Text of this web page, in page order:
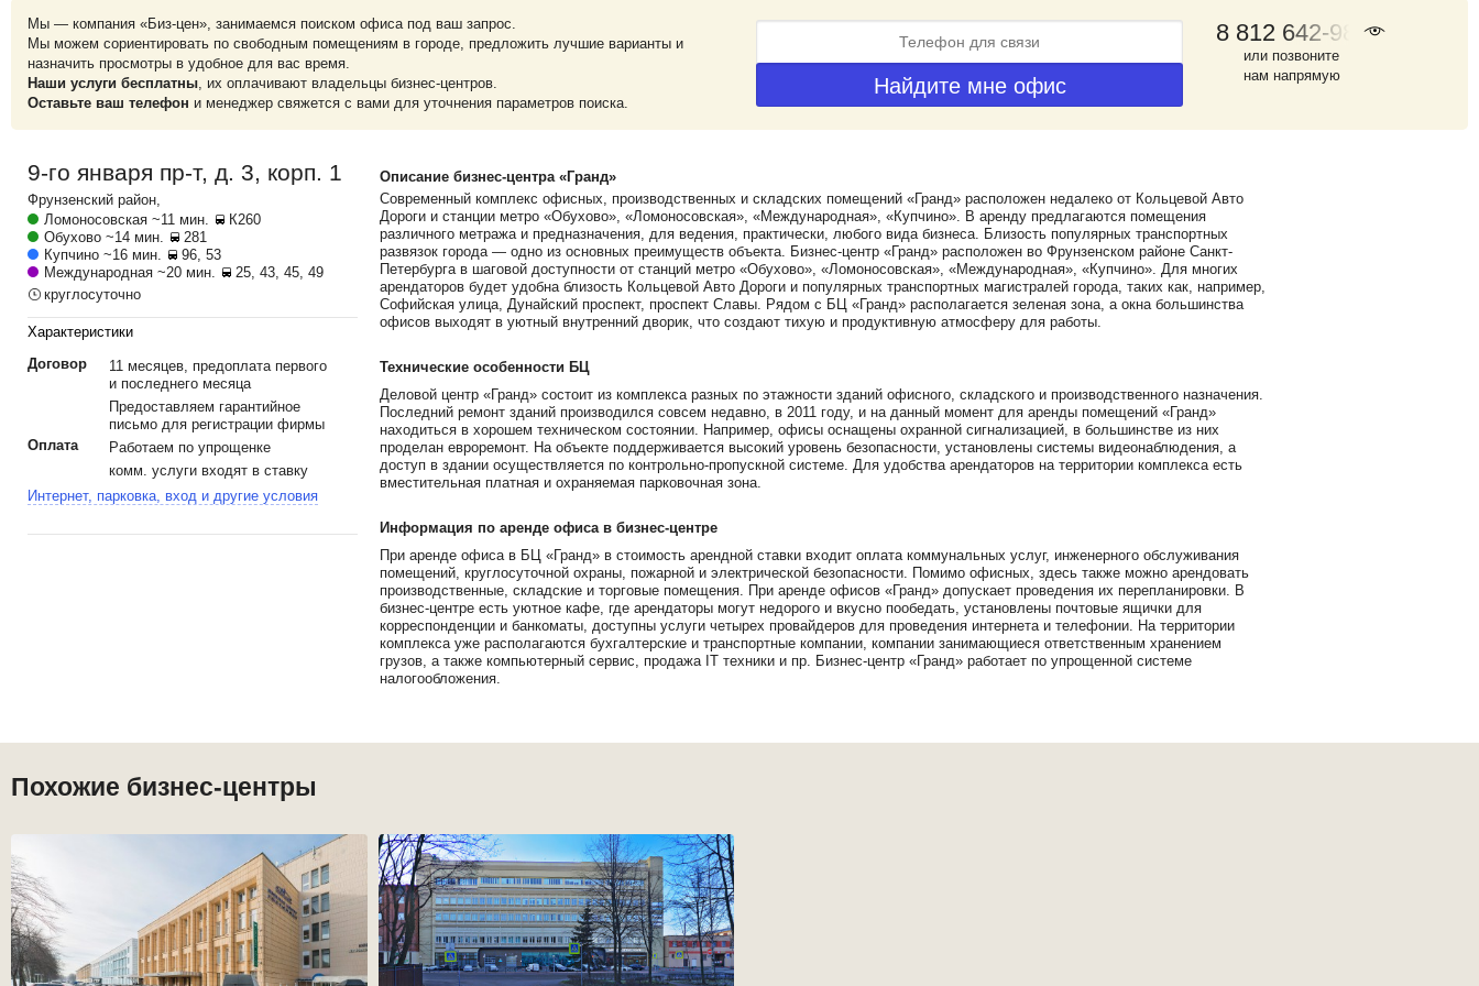
Мы — компания «Биз-цен», занимаемся поиском офиса под ваш запрос.
Мы можем сориентировать по свободным помещениям в городе, предложить лучшие варианты и
назначить просмотры в удобное для вас время.
Наши услуги бесплатны, их оплачивают владельцы бизнес-центров.
Оставьте ваш телефон и менеджер свяжется с вами для уточнения параметров поиска.
8 812 642-98-46
или позвоните
нам напрямую
9-го января пр-т, д. 3, корп. 1
Фрунзенский район,
Ломоносовская ~11 мин.
К260
Обухово ~14 мин.
281
Купчино ~16 мин.
96, 53
Международная ~20 мин.
25, 43, 45, 49
круглосуточно
Характеристики
Договор
11 месяцев, предоплата первого
и последнего месяца
Предоставляем гарантийное
письмо для регистрации фирмы
Оплата
Работаем по упрощенке
комм. услуги входят в ставку
Интернет, парковка, вход и другие условия
Описание бизнес-центра «Гранд»
Современный комплекс офисных, производственных и складских помещений «Гранд» расположен недалеко от Кольцевой Авто
Дороги и станции метро «Обухово», «Ломоносовская», «Международная», «Купчино». В аренду предлагаются помещения
различного метража и предназначения, для ведения, практически, любого вида бизнеса. Близость популярных транспортных
развязок города — одно из основных преимуществ объекта. Бизнес-центр «Гранд» расположен во Фрунзенском районе Санкт-
Петербурга в шаговой доступности от станций метро «Обухово», «Ломоносовская», «Международная», «Купчино». Для многих
арендаторов будет удобна близость Кольцевой Авто Дороги и популярных транспортных магистралей города, таких как, например,
Софийская улица, Дунайский проспект, проспект Славы. Рядом с БЦ «Гранд» располагается зеленая зона, а окна большинства
офисов выходят в уютный внутренний дворик, что создают тихую и продуктивную атмосферу для работы.
Технические особенности БЦ
Деловой центр «Гранд» состоит из комплекса разных по этажности зданий офисного, складского и производственного назначения.
Последний ремонт зданий производился совсем недавно, в 2011 году, и на данный момент для аренды помещений «Гранд»
находиться в хорошем техническом состоянии. Например, офисы оснащены охранной сигнализацией, в большинстве из них
проделан евроремонт. На объекте поддерживается высокий уровень безопасности, установлены системы видеонаблюдения, а
доступ в здании осуществляется по контрольно-пропускной системе. Для удобства арендаторов на территории комплекса есть
вместительная платная и охраняемая парковочная зона.
Информация по аренде офиса в бизнес-центре
При аренде офиса в БЦ «Гранд» в стоимость арендной ставки входит оплата коммунальных услуг, инженерного обслуживания
помещений, круглосуточной охраны, пожарной и электрической безопасности. Помимо офисных, здесь также можно арендовать
производственные, складские и торговые помещения. При аренде офисов «Гранд» допускает проведения их перепланировки. В
бизнес-центре есть уютное кафе, где арендаторы могут недорого и вкусно пообедать, установлены почтовые ящички для
корреспонденции и банкоматы, доступны услуги четырех провайдеров для проведения интернета и телефонии. На территории
комплекса уже располагаются бухгалтерские и транспортные компании, компании занимающиеся ответственным хранением
грузов, а также компьютерный сервис, продажа IT техники и пр. Бизнес-центр «Гранд» работает по упрощенной системе
налогообложения.
Похожие бизнес-центры